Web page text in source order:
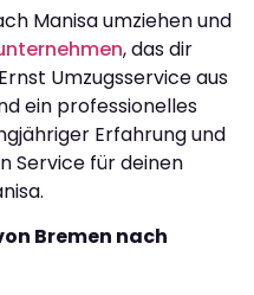
Manisa umziehen und
, das dir
Umzugsservice aus
ein professionelles
Erfahrung und
Service für deinen
Bremen nach